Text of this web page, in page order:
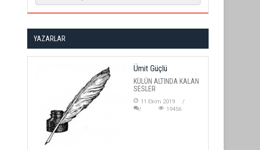
YAZARLAR
Ümit Güçlü
KÜLÜN ALTINDA KALAN
SESLER
11 Ekim 2019
19456